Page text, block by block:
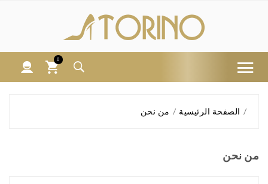
0
الصفحة الرئيسية من نحن
من نحن